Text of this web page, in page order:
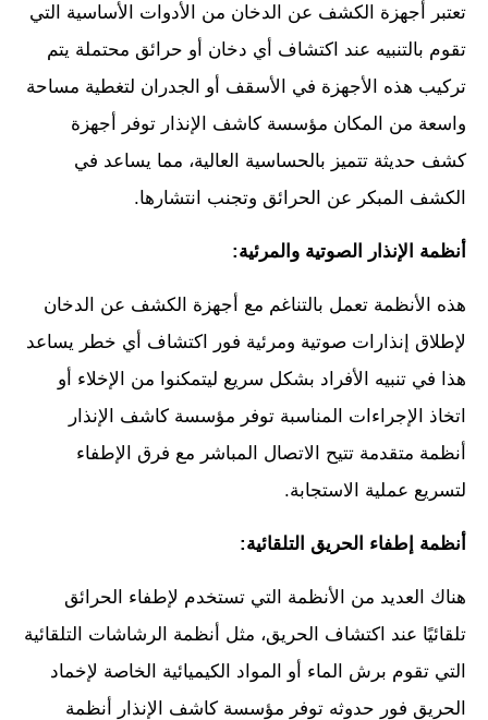
تعتبر أجهزة الكشف عن الدخان من الأدوات الأساسية التي
تقوم بالتنبيه عند اكتشاف أي دخان أو حرائق محتملة يتم
تركيب هذه الأجهزة في الأسقف أو الجدران لتغطية مساحة
واسعة من المكان مؤسسة كاشف الإنذار توفر أجهزة
كشف حديثة تتميز بالحساسية العالية، مما يساعد في
الكشف المبكر عن الحرائق وتجنب انتشارها.
أنظمة الإنذار الصوتية والمرئية:
هذه الأنظمة تعمل بالتناغم مع أجهزة الكشف عن الدخان
لإطلاق إنذارات صوتية ومرئية فور اكتشاف أي خطر يساعد
هذا في تنبيه الأفراد بشكل سريع ليتمكنوا من الإخلاء أو
اتخاذ الإجراءات المناسبة توفر مؤسسة كاشف الإنذار
أنظمة متقدمة تتيح الاتصال المباشر مع فرق الإطفاء
لتسريع عملية الاستجابة.
أنظمة إطفاء الحريق التلقائية:
هناك العديد من الأنظمة التي تستخدم لإطفاء الحرائق
تلقائيًا عند اكتشاف الحريق، مثل أنظمة الرشاشات التلقائية
التي تقوم برش الماء أو المواد الكيميائية الخاصة لإخماد
الحريق فور حدوثه توفر مؤسسة كاشف الإنذار أنظمة